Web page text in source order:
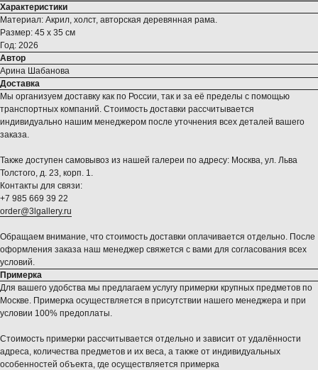
Характеристики
Материал: Акрил, холст, авторская деревянная рама.
Размер: 45 х 35 см
Год: 2026
Автор
Арина Шабанова
Доставка
Мы организуем доставку как по России, так и за её пределы с помощью
транспортных компаний. Стоимость доставки рассчитывается
индивидуально нашим менеджером после уточнения всех деталей вашего
заказа.
Также доступен самовывоз из нашей галереи по адресу: Москва, ул. Льва
Толстого, д. 23, корп. 1.
Контакты для связи:
+7 985 669 39 22
order@3lgallery.ru
Обращаем внимание, что стоимость доставки оплачивается отдельно. После
оформления заказа наш менеджер свяжется с вами для согласования всех
условий.
Примерка
Для вашего удобства мы предлагаем услугу примерки крупных предметов по
Москве. Примерка осуществляется в присутствии нашего менеджера и при
условии 100% предоплаты.
Стоимость примерки рассчитывается отдельно и зависит от удалённости
адреса, количества предметов и их веса, а также от индивидуальных
особенностей объекта, где осуществляется примерка